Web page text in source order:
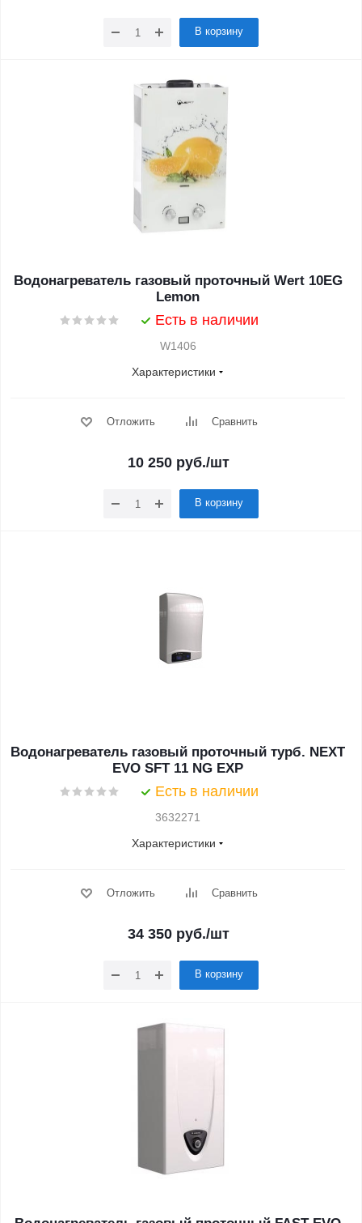
В корзину
Водонагреватель газовый проточный Wert 10EG
Lemon
Есть в наличии
W1406
Характеристики
Отложить Сравнить
10 250руб./шт
В корзину
Водонагреватель газовый проточный турб. NEXT
EVO SFT 11 NG EXP
Есть в наличии
3632271
Характеристики
Отложить Сравнить
34 350руб./шт
В корзину